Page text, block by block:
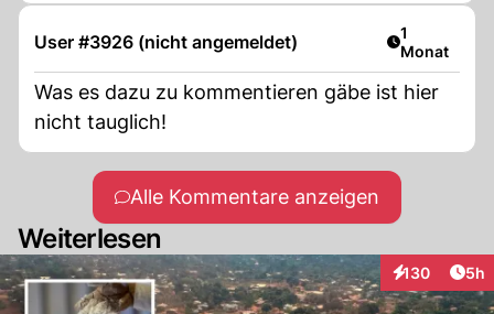
User #3926 (nicht angemeldet) Artikel
1
Monat
Was es dazu zu kommentieren gäbe ist hier
nicht tauglich!
Alle Kommentare anzeigen
Weiterlesen
130
Interaktionen
5h